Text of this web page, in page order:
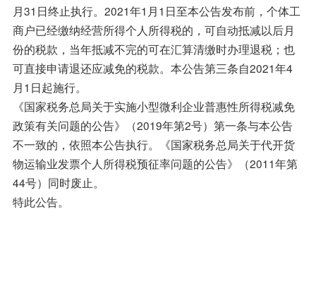
月31日终止执行。2021年1月1日至本公告发布前，个体工
商户已经缴纳经营所得个人所得税的，可自动抵减以后月
份的税款，当年抵减不完的可在汇算清缴时办理退税；也
可直接申请退还应减免的税款。本公告第三条自2021年4
月1日起施行。
《国家税务总局关于实施小型微利企业普惠性所得税减免
政策有关问题的公告》（2019年第2号）第一条与本公告
不一致的，依照本公告执行。《国家税务总局关于代开货
物运输业发票个人所得税预征率问题的公告》（2011年第
44号）同时废止。
特此公告。